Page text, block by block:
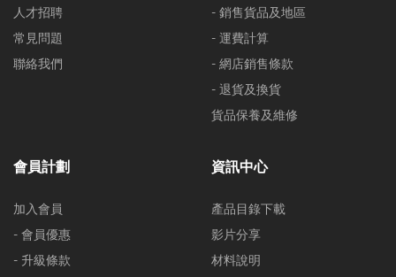
人才招聘
常見問題
聯絡我們
- 銷售貨品及地區
- 運費計算
- 網店銷售條款
- 退貨及換貨
貨品保養及維修
會員計劃
加入會員
- 會員優惠
- 升級條款
資訊中心
產品目錄下載
影片分享
材料說明